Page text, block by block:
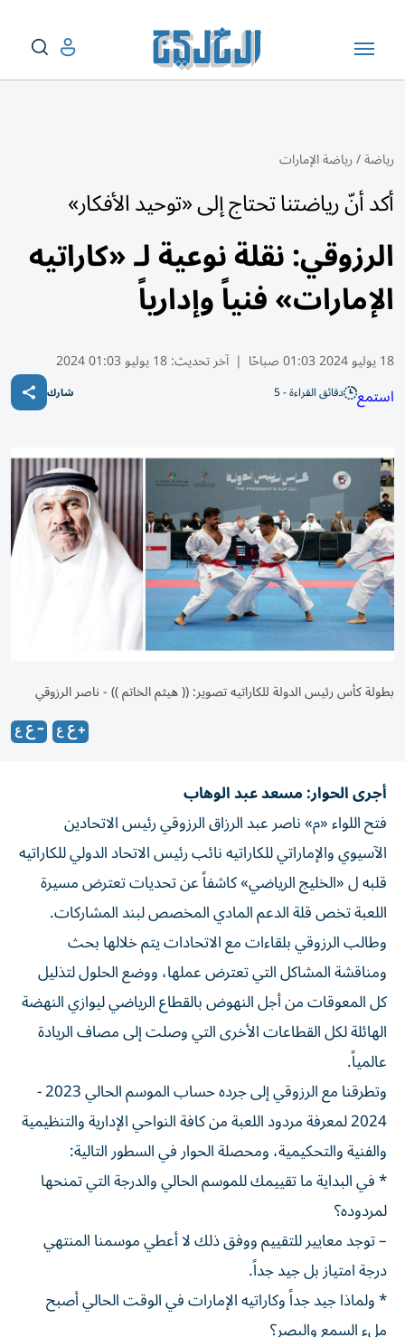
رياضة/رياضة الإمارات
أكد أنّ رياضتنا تحتاج إلى «توحيد الأفكار»
الرزوقي: نقلة نوعية لـ «كاراتيه
الإمارات» فنياً وإدارياً
18 يوليو 2024 01:03 صباحًا | آخر تحديث:18 يوليو 01:03 2024
استمع دقائق القراءة - 5 شارك
بطولة كأس رئيس الدولة للكاراتيه تصوير: (( هيثم الخاتم )) - ناصر الرزوقي
أجرى الحوار: مسعد عبد الوهاب
فتح اللواء «م» ناصر عبد الرزاق الرزوقي رئيس الاتحادين
الآسيوي والإماراتي للكاراتيه نائب رئيس الاتحاد الدولي للكاراتيه
قلبه ل «الخليج الرياضي» كاشفاً عن تحديات تعترض مسيرة
اللعبة تخص قلة الدعم المادي المخصص لبند المشاركات.
وطالب الرزوقي بلقاءات مع الاتحادات يتم خلالها بحث
ومناقشة المشاكل التي تعترض عملها، ووضع الحلول لتذليل
كل المعوقات من أجل النهوض بالقطاع الرياضي ليوازي النهضة
الهائلة لكل القطاعات الأخرى التي وصلت إلى مصاف الريادة
عالمياً.
وتطرقنا مع الرزوقي إلى جرده حساب الموسم الحالي 2023 -
2024 لمعرفة مردود اللعبة من كافة النواحي الإدارية والتنظيمية
والفنية والتحكيمية، ومحصلة الحوار في السطور التالية:
* في البداية ما تقييمك للموسم الحالي والدرجة التي تمنحها
لمردوده؟
– توجد معايير للتقييم ووفق ذلك لا أعطي موسمنا المنتهي
درجة امتياز بل جيد جداً.
* ولماذا جيد جداً وكاراتيه الإمارات في الوقت الحالي أصبح